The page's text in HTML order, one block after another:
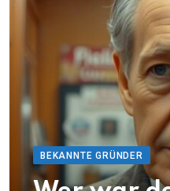
BEKANNTE GRÜNDER